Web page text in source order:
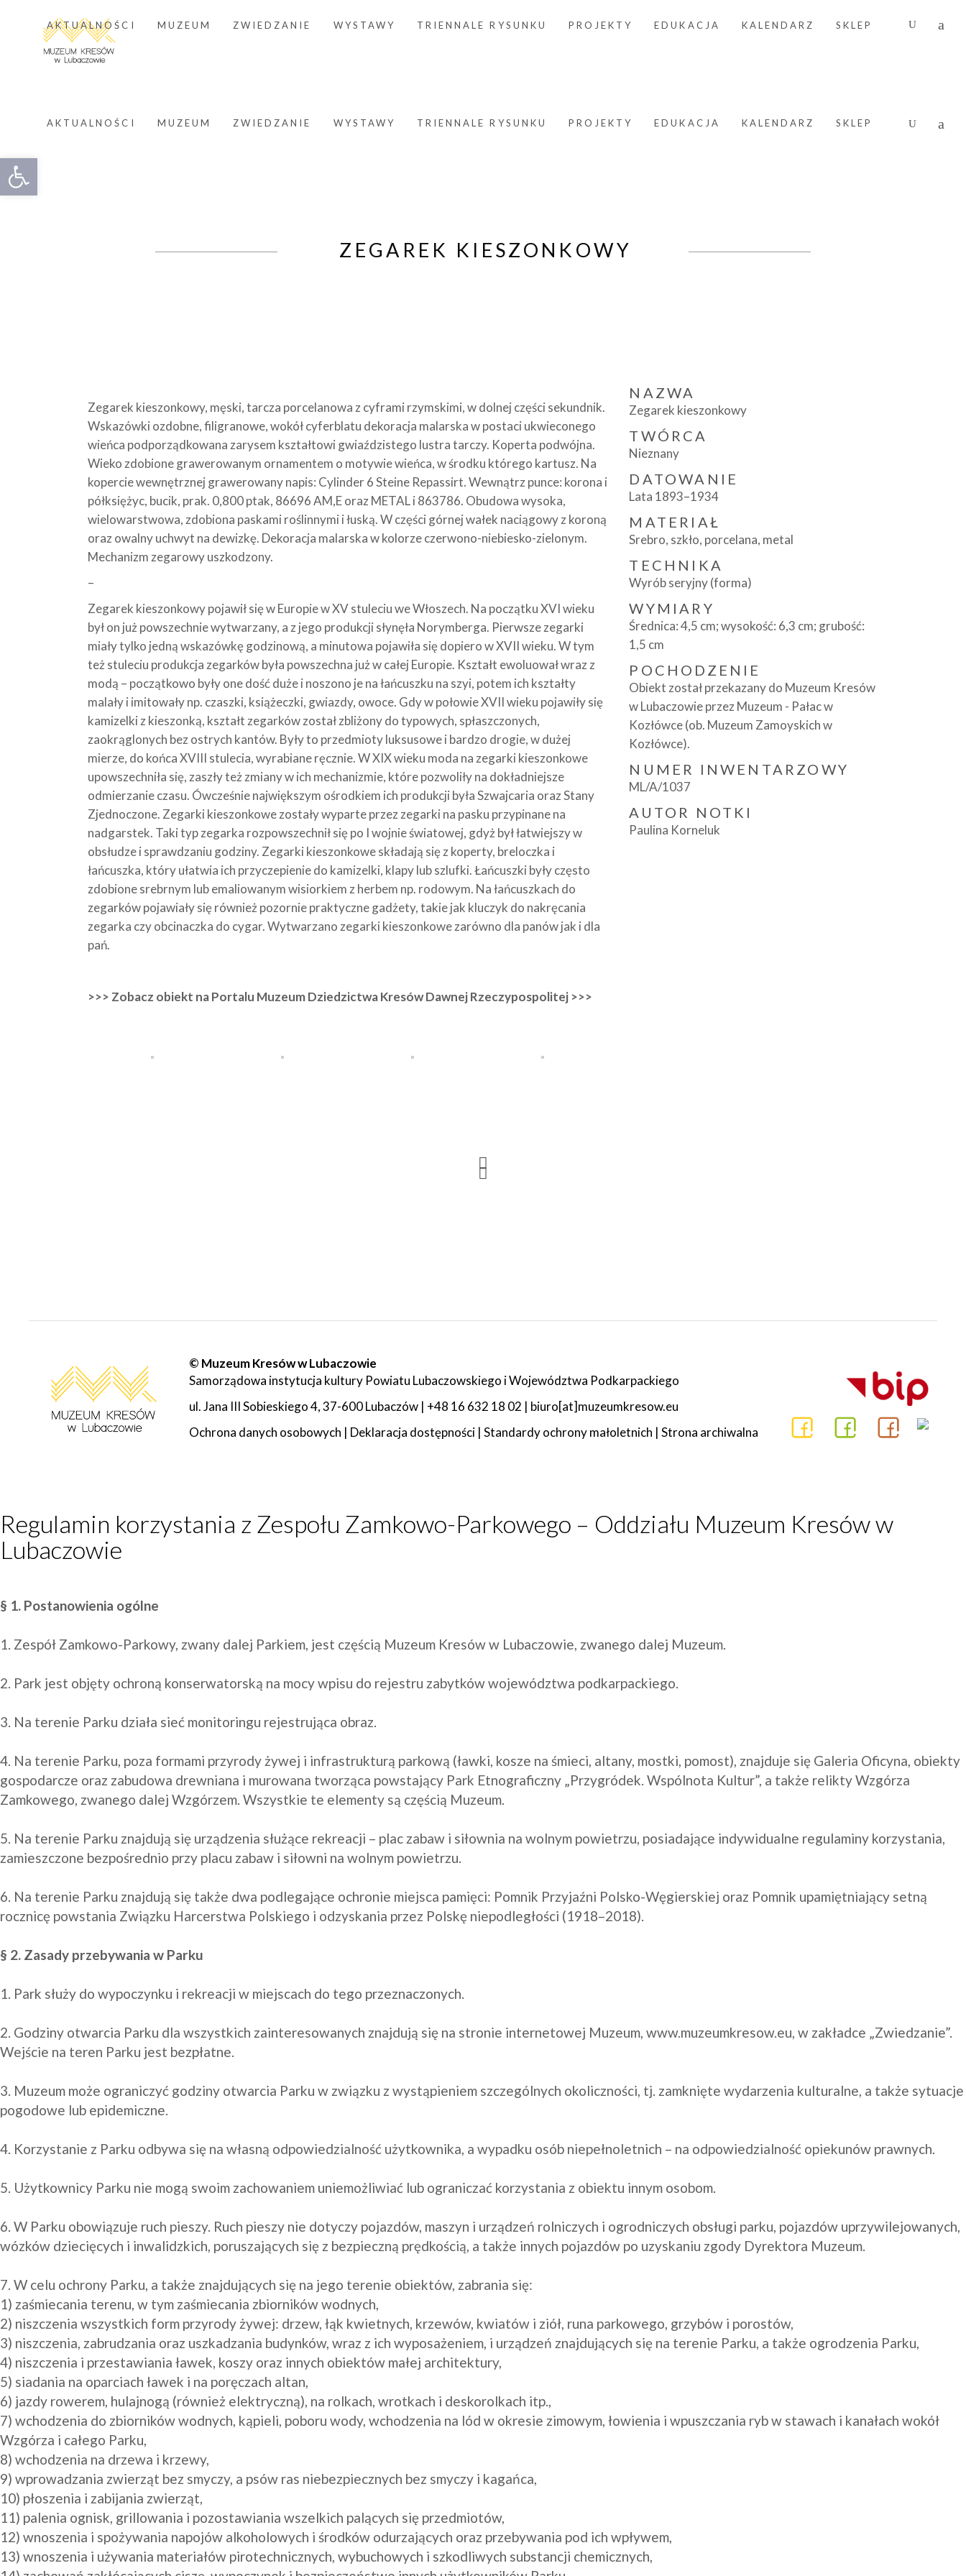
Otwórz pasek narzędzi
AKTUALNOŚCI MUZEUM ZWIEDZANIE WYSTAWY TRIENNALE RYSUNKU PROJEKTY EDUKACJA KALENDARZ SKLEP
AKTUALNOŚCI MUZEUM ZWIEDZANIE WYSTAWY TRIENNALE RYSUNKU PROJEKTY EDUKACJA KALENDARZ SKLEP
ZEGAREK KIESZONKOWY
Zegarek kieszonkowy, męski, tarcza porcelanowa z cyframi rzymskimi, w dolnej części sekundnik.
Wskazówki ozdobne, filigranowe, wokół cyferblatu dekoracja malarska w postaci ukwieconego
wieńca podporządkowana zarysem kształtowi gwiaździstego lustra tarczy. Koperta podwójna.
Wieko zdobione grawerowanym ornamentem o motywie wieńca, w środku którego kartusz. Na
kopercie wewnętrznej grawerowany napis: Cylinder 6 Steine Repassirt. Wewnątrz punce: korona i
półksiężyc, bucik, prak. 0,800 ptak, 86696 AM,E oraz METAL i 863786. Obudowa wysoka,
wielowarstwowa, zdobiona paskami roślinnymi i łuską. W części górnej wałek naciągowy z koroną
oraz owalny uchwyt na dewizkę. Dekoracja malarska w kolorze czerwono-niebiesko-zielonym.
Mechanizm zegarowy uszkodzony.
–
Zegarek kieszonkowy pojawił się w Europie w XV stuleciu we Włoszech. Na początku XVI wieku
był on już powszechnie wytwarzany, a z jego produkcji słynęła Norymberga. Pierwsze zegarki
miały tylko jedną wskazówkę godzinową, a minutowa pojawiła się dopiero w XVII wieku. W tym
też stuleciu produkcja zegarków była powszechna już w całej Europie. Kształt ewoluował wraz z
modą – początkowo były one dość duże i noszono je na łańcuszku na szyi, potem ich kształty
malały i imitowały np. czaszki, książeczki, gwiazdy, owoce. Gdy w połowie XVII wieku pojawiły się
kamizelki z kieszonką, kształt zegarków został zbliżony do typowych, spłaszczonych,
zaokrąglonych bez ostrych kantów. Były to przedmioty luksusowe i bardzo drogie, w dużej
mierze, do końca XVIII stulecia, wyrabiane ręcznie. W XIX wieku moda na zegarki kieszonkowe
upowszechniła się, zaszły też zmiany w ich mechanizmie, które pozwoliły na dokładniejsze
odmierzanie czasu. Ówcześnie największym ośrodkiem ich produkcji była Szwajcaria oraz Stany
Zjednoczone. Zegarki kieszonkowe zostały wyparte przez zegarki na pasku przypinane na
nadgarstek. Taki typ zegarka rozpowszechnił się po I wojnie światowej, gdyż był łatwiejszy w
obsłudze i sprawdzaniu godziny. Zegarki kieszonkowe składają się z koperty, breloczka i
łańcuszka, który ułatwia ich przyczepienie do kamizelki, klapy lub szlufki. Łańcuszki były często
zdobione srebrnym lub emaliowanym wisiorkiem z herbem np. rodowym. Na łańcuszkach do
zegarków pojawiały się również pozornie praktyczne gadżety, takie jak kluczyk do nakręcania
zegarka czy obcinaczka do cygar. Wytwarzano zegarki kieszonkowe zarówno dla panów jak i dla
pań.
>>> Zobacz obiekt na Portalu Muzeum Dziedzictwa Kresów Dawnej Rzeczypospolitej >>>
NAZWA
Zegarek kieszonkowy
TWÓRCA
Nieznany
DATOWANIE
Lata 1893–1934
MATERIAŁ
Srebro, szkło, porcelana, metal
TECHNIKA
Wyrób seryjny (forma)
WYMIARY
Średnica: 4,5 cm; wysokość: 6,3 cm; grubość:
1,5 cm
POCHODZENIE
Obiekt został przekazany do Muzeum Kresów
w Lubaczowie przez Muzeum - Pałac w
Kozłówce (ob. Muzeum Zamoyskich w
Kozłówce).
NUMER INWENTARZOWY
ML/A/1037
AUTOR NOTKI
Paulina Korneluk
© Muzeum Kresów w Lubaczowie
Samorządowa instytucja kultury Powiatu Lubaczowskiego i Województwa Podkarpackiego
ul. Jana III Sobieskiego 4, 37-600 Lubaczów | +48 16 632 18 02 | biuro[at]muzeumkresow.eu
Ochrona danych osobowych | Deklaracja dostępności| Standardy ochrony małoletnich | Strona archiwalna
Regulamin korzystania z Zespołu Zamkowo-Parkowego – Oddziału Muzeum Kresów w
Lubaczowie
§ 1. Postanowienia ogólne
1. Zespół Zamkowo-Parkowy, zwany dalej Parkiem, jest częścią Muzeum Kresów w Lubaczowie, zwanego dalej Muzeum.
2. Park jest objęty ochroną konserwatorską na mocy wpisu do rejestru zabytków województwa podkarpackiego.
3. Na terenie Parku działa sieć monitoringu rejestrująca obraz.
4. Na terenie Parku, poza formami przyrody żywej i infrastrukturą parkową (ławki, kosze na śmieci, altany, mostki, pomost), znajduje się Galeria Oficyna, obiekty
gospodarcze oraz zabudowa drewniana i murowana tworząca powstający Park Etnograficzny „Przygródek. Wspólnota Kultur”, a także relikty Wzgórza
Zamkowego, zwanego dalej Wzgórzem. Wszystkie te elementy są częścią Muzeum.
5. Na terenie Parku znajdują się urządzenia służące rekreacji – plac zabaw i siłownia na wolnym powietrzu, posiadające indywidualne regulaminy korzystania,
zamieszczone bezpośrednio przy placu zabaw i siłowni na wolnym powietrzu.
6. Na terenie Parku znajdują się także dwa podlegające ochronie miejsca pamięci: Pomnik Przyjaźni Polsko-Węgierskiej oraz Pomnik upamiętniający setną
rocznicę powstania Związku Harcerstwa Polskiego i odzyskania przez Polskę niepodległości (1918–2018).
§ 2. Zasady przebywania w Parku
1. Park służy do wypoczynku i rekreacji w miejscach do tego przeznaczonych.
2. Godziny otwarcia Parku dla wszystkich zainteresowanych znajdują się na stronie internetowej Muzeum, www.muzeumkresow.eu, w zakładce „Zwiedzanie”.
Wejście na teren Parku jest bezpłatne.
3. Muzeum może ograniczyć godziny otwarcia Parku w związku z wystąpieniem szczególnych okoliczności, tj. zamknięte wydarzenia kulturalne, a także sytuacje
pogodowe lub epidemiczne.
4. Korzystanie z Parku odbywa się na własną odpowiedzialność użytkownika, a wypadku osób niepełnoletnich – na odpowiedzialność opiekunów prawnych.
5. Użytkownicy Parku nie mogą swoim zachowaniem uniemożliwiać lub ograniczać korzystania z obiektu innym osobom.
6. W Parku obowiązuje ruch pieszy. Ruch pieszy nie dotyczy pojazdów, maszyn i urządzeń rolniczych i ogrodniczych obsługi parku, pojazdów uprzywilejowanych,
wózków dziecięcych i inwalidzkich, poruszających się z bezpieczną prędkością, a także innych pojazdów po uzyskaniu zgody Dyrektora Muzeum.
7. W celu ochrony Parku, a także znajdujących się na jego terenie obiektów, zabrania się:
1) zaśmiecania terenu, w tym zaśmiecania zbiorników wodnych,
2) niszczenia wszystkich form przyrody żywej: drzew, łąk kwietnych, krzewów, kwiatów i ziół, runa parkowego, grzybów i porostów,
3) niszczenia, zabrudzania oraz uszkadzania budynków, wraz z ich wyposażeniem, i urządzeń znajdujących się na terenie Parku, a także ogrodzenia Parku,
4) niszczenia i przestawiania ławek, koszy oraz innych obiektów małej architektury,
5) siadania na oparciach ławek i na poręczach altan,
6) jazdy rowerem, hulajnogą (również elektryczną), na rolkach, wrotkach i deskorolkach itp.,
7) wchodzenia do zbiorników wodnych, kąpieli, poboru wody, wchodzenia na lód w okresie zimowym, łowienia i wpuszczania ryb w stawach i kanałach wokół
Wzgórza i całego Parku,
8) wchodzenia na drzewa i krzewy,
9) wprowadzania zwierząt bez smyczy, a psów ras niebezpiecznych bez smyczy i kagańca,
10) płoszenia i zabijania zwierząt,
11) palenia ognisk, grillowania i pozostawiania wszelkich palących się przedmiotów,
12) wnoszenia i spożywania napojów alkoholowych i środków odurzających oraz przebywania pod ich wpływem,
13) wnoszenia i używania materiałów pirotechnicznych, wybuchowych i szkodliwych substancji chemicznych,